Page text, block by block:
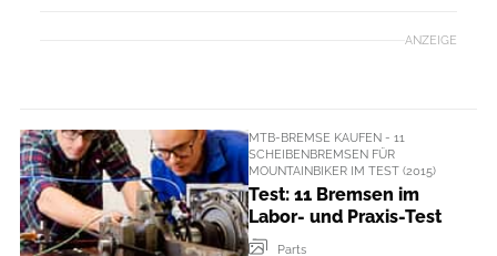
ANZEIGE
MTB-BREMSE KAUFEN - 11
SCHEIBENBREMSEN FÜR
MOUNTAINBIKER IM TEST (2015)
Test: 11 Bremsen im
Labor- und Praxis-Test
Parts